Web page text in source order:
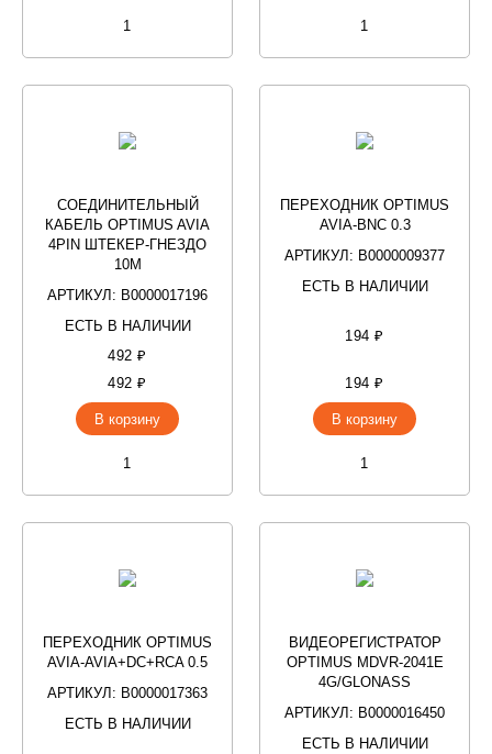
СОЕДИНИТЕЛЬНЫЙ
КАБЕЛЬ OPTIMUS AVIA
4PIN ШТЕКЕР-ГНЕЗДО
10М
АРТИКУЛ: В0000017196
ЕСТЬ В НАЛИЧИИ
492 ₽
492 ₽
В корзину
ПЕРЕХОДНИК OPTIMUS
AVIA-BNC 0.3
АРТИКУЛ: В0000009377
ЕСТЬ В НАЛИЧИИ
194 ₽
194 ₽
В корзину
ПЕРЕХОДНИК OPTIMUS
AVIA-AVIA+DC+RCA 0.5
АРТИКУЛ: В0000017363
ЕСТЬ В НАЛИЧИИ
ВИДЕОРЕГИСТРАТОР
OPTIMUS MDVR-2041E
4G/GLONASS
АРТИКУЛ: В0000016450
ЕСТЬ В НАЛИЧИИ